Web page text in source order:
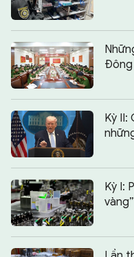
Kỳ II:
Kỳ I: